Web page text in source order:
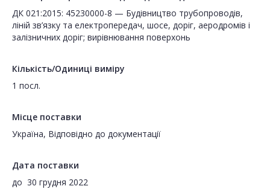
ДК 021:2015: 45230000-8 — Будівництво трубопроводів,
ліній зв’язку та електропередач, шосе, доріг, аеродромів і
залізничних доріг; вирівнювання поверхонь
Кількість/Одиниці виміру
1 посл.
Місце поставки
Україна, Відповідно до документації
Дата поставки
до 30 грудня 2022